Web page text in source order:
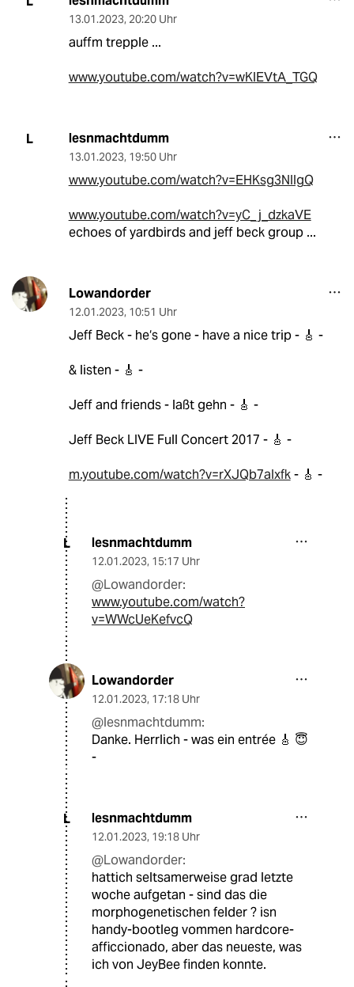
13.01.2023, 20:20 Uhr
auffm trepple ...
www.youtube.com/watch?v=wKlEVtA_TGQ
L lesnmachtdumm
13.01.2023, 19:50 Uhr
www.youtube.com/watch?v=EHKsg3NIIgQ
www.youtube.com/watch?v=yC_j_dzkaVE
echoes of yardbirds and jeff beck group ...
Lowandorder
12.01.2023, 10:51 Uhr
Jeff Beck - he‘s gone - have a nice trip - 🎸 -
& listen - 🎸 -
Jeff and friends - laßt gehn - 🎸 -
Jeff Beck LIVE Full Concert 2017 - 🎸 -
m.youtube.com/watch?v=rXJQb7aIxfk- 🎸 -
L lesnmachtdumm
12.01.2023, 15:17 Uhr
@Lowandorder:
www.youtube.com/watch?
v=WWcUeKefvcQ
Lowandorder
12.01.2023, 17:18 Uhr
@lesnmachtdumm:
Danke. Herrlich - was ein entrée 🎸 😇
-
L lesnmachtdumm
12.01.2023, 19:18 Uhr
@Lowandorder:
hattich seltsamerweise grad letzte
woche aufgetan - sind das die
morphogenetischen felder ? isn
handy-bootleg vommen hardcore-
afficcionado, aber das neueste, was
ich von JeyBee finden konnte.